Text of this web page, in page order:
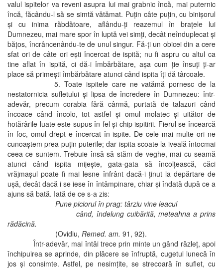
valul ispitelor va reveni asupra lui mai grabnic încă, mai puternic
încă, făcându-l să se simtă vătămat. Puţin câte puţin, cu binişorul
şi cu inima răbdătoare, aflându-ţi reazemul în braţele lui
Dumnezeu, mai mare spor în luptă vei simţi, decât neînduplecat şi
băţos, încrâncenându-te de unul singur. Fă-ţi un obicei din a cere
sfat ori de câte ori eşti încercat de ispită; nu fi aspru cu altul ca
tine aflat în ispită, ci dă-i îmbărbătare, aşa cum ţie însuţi ţi-ar
place să primeşti îmbărbătare atunci când ispita îţi dă târcoale.
5. Toate ispitele care ne vatămă pornesc de la
nestatornicia sufletului şi lipsa de încredere în Dumnezeu: într-
adevăr, precum corabia fără cârmă, purtată de talazuri când
încoace când încolo, tot astfel şi omul molatec şi uitător de
hotărârile luate este supus în fel şi chip ispitirii. Fierul se încearcă
în foc, omul drept e încercat în ispite. De cele mai multe ori ne
cunoaştem prea puţin puterile; dar ispita scoate la iveală întocmai
ceea ce suntem. Trebuie însă să stăm de veghe, mai cu seamă
atunci când ispita mijeşte, gata-gata să încolţească, căci
vrăjmaşul poate fi mai lesne înfrânt dacă-i ţinut la depărtare de
uşă, decât dacă i se iese în întâmpinare, chiar şi îndată după ce a
ajuns să bată. Iată de ce s-a zis:
Pune piciorul în prag: târziu vine leacul
când, îndelung cuibărită, meteahna a prins
rădăcină.
(Ovidiu, Remed. am. 91, 92).
Într-adevăr, mai întâi trece prin minte un gând răzleţ, apoi
închipuirea se aprinde, din plăcere se înfruptă, cugetul lunecă în
jos şi consimte. Astfel, pe nesimţite, se strecoară în suflet, cu